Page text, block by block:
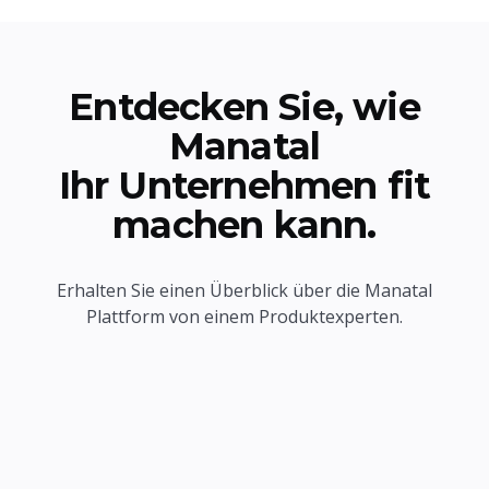
Entdecken Sie, wie
Manatal
Ihr Unternehmen fit
machen kann.
Erhalten Sie einen Überblick über die Manatal
Plattform von einem Produktexperten.